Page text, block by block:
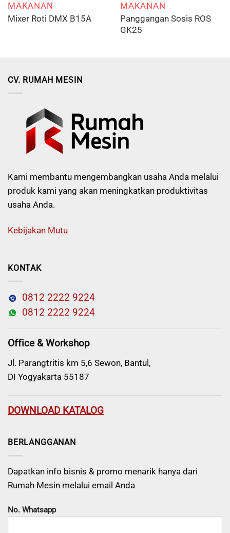
MAKANAN
Mixer Roti DMX B15A
MAKANAN
Panggangan Sosis ROS
GK25
CV. RUMAH MESIN
Kami membantu mengembangkan usaha Anda melalui
produk kami yang akan meningkatkan produktivitas
usaha Anda.
Kebijakan Mutu
KONTAK
0812 2222 9224
0812 2222 9224
Office & Workshop
Jl. Parangtritis km 5,6 Sewon, Bantul,
DI Yogyakarta 55187
DOWNLOAD KATALOG
BERLANGGANAN
Dapatkan info bisnis & promo menarik hanya dari
Rumah Mesin melalui email Anda
No. Whatsapp